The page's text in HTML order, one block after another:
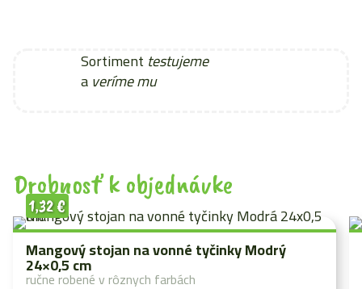
Sortiment testujeme
averíme mu
Drobnosť k objednávke
Mangový stojan na vonné tyčinky Modrý
24×0,5 cm
1,32€
ručne robené v rôznych farbách